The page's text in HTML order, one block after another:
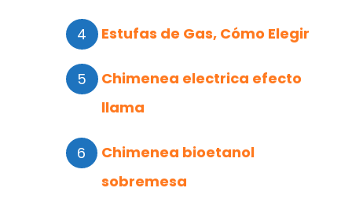
Estufas de Gas, Cómo Elegir
Chimenea electrica efecto
llama
Chimenea bioetanol
sobremesa